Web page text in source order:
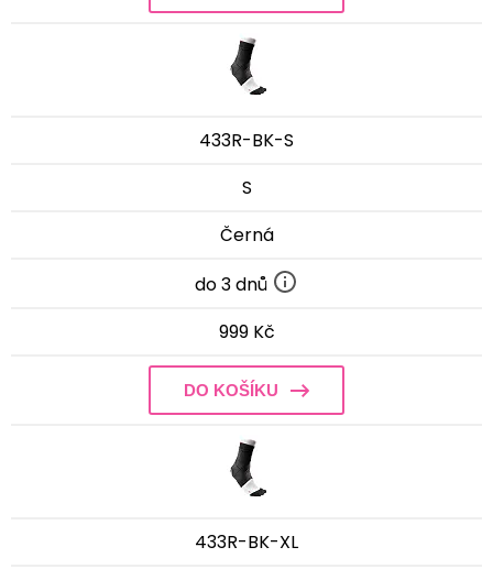
433R-BK-S
S
Černá
do 3 dnů
999 Kč
DO KOŠÍKU
433R-BK-XL